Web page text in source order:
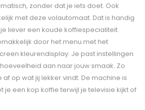
zonder dat je iets doet. Ook
met deze volautomaat. Dat is handig
liever een koude koffiespecialiteit
door het menu met het
kleurendisplay. Je past instellingen
aan naar jouw smaak. Zo
op wat jij lekker vindt. De machine is
je een kop koffie terwijl je televisie kijkt of